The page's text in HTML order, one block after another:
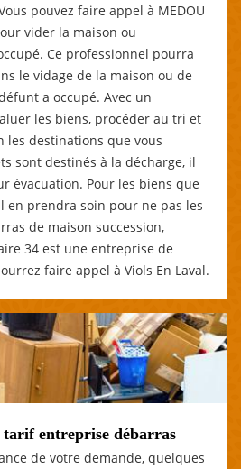
pouvez faire appel à MEDOU
vider la maison ou
Ce professionnel pourra
le vidage de la maison ou de
a occupé. Avec un
les biens, procéder au tri et
les destinations que vous
sont destinés à la décharge, il
évacuation. Pour les biens que
en prendra soin pour ne pas les
de maison succession,
34 est une entreprise de
faire appel à Viols En Laval.
tarif entreprise débarras
de votre demande, quelques